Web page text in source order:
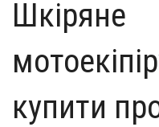
Шкіряне
купити